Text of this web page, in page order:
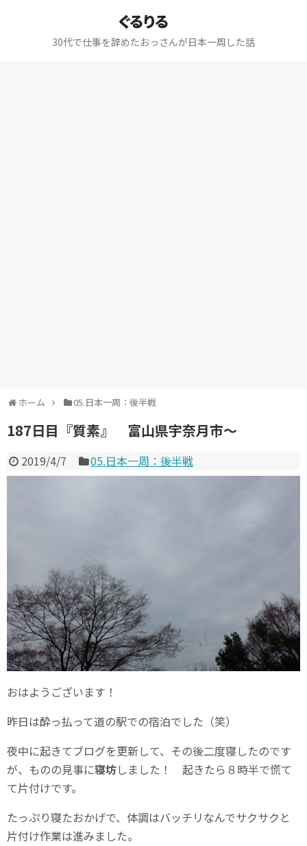
ぐるりる
30代で仕事を辞めたおっさんが日本一周した話
ホーム 05.日本一周：後半戦
187日目『質素』 富山県宇奈月市～
2019/4/7 05.日本一周：後半戦
おはようございます！
昨日は酔っ払って道の駅での宿泊でした（笑）
夜中に起きてブログを更新して、その後二度寝したのです
が、ものの見事に寝坊しました！ 起きたら８時半で慌て
て片付けです。
たっぷり寝たおかげで、体調はバッチリなんでサクサクと
片付け作業は進みました。